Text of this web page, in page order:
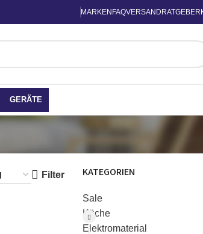
MARKEN FAQVERSAND RATGEBER
GERÄTE
Filter KATEGORIEN
Sale
Küche
Elektromaterial